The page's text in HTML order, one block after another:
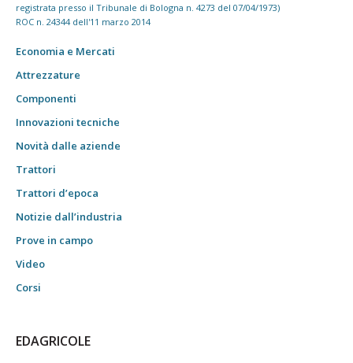
registrata presso il Tribunale di Bologna n. 4273 del 07/04/1973)
ROC n. 24344 dell'11 marzo 2014
Economia e Mercati
Attrezzature
Componenti
Innovazioni tecniche
Novità dalle aziende
Trattori
Trattori d’epoca
Notizie dall’industria
Prove in campo
Video
Corsi
EDAGRICOLE